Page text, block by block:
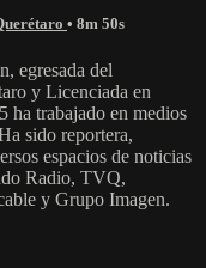
• 8m 50s
egresada del
y Licenciada en
ha trabajado en medios
sido reportera,
espacios de noticias
Radio, TVQ,
y Grupo Imagen.